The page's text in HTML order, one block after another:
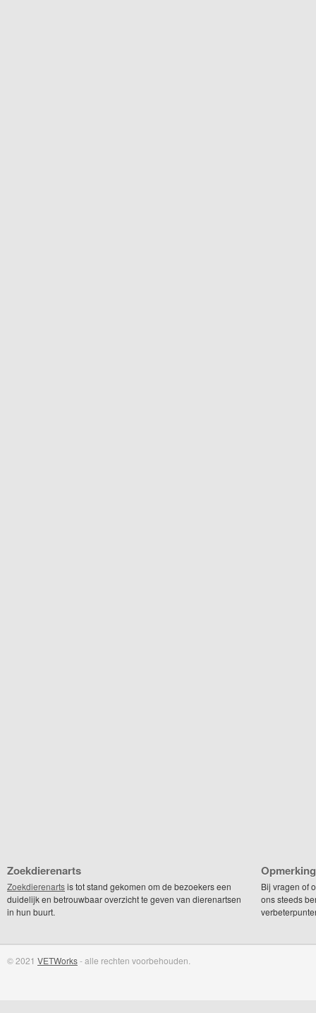
Zoekdierenarts
Zoekdierenartsis tot stand gekomen om de bezoekers een
duidelijk en betrouwbaar overzicht te geven van dierenartsen
in hun buurt.
Bij vragen of
ons steeds
© 2021 VETWorks- alle rechten voorbehouden.